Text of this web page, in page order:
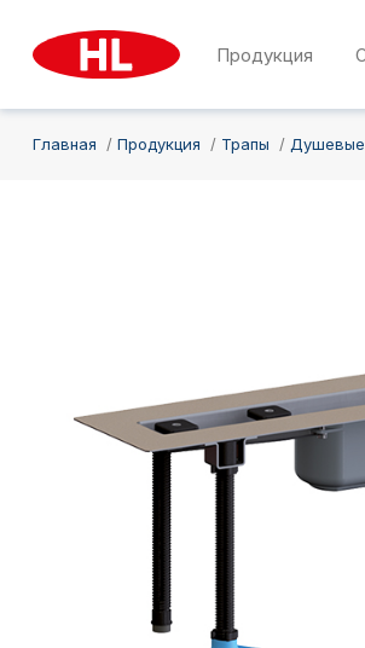
Продукция
Главная Продукция Трапы Душевые